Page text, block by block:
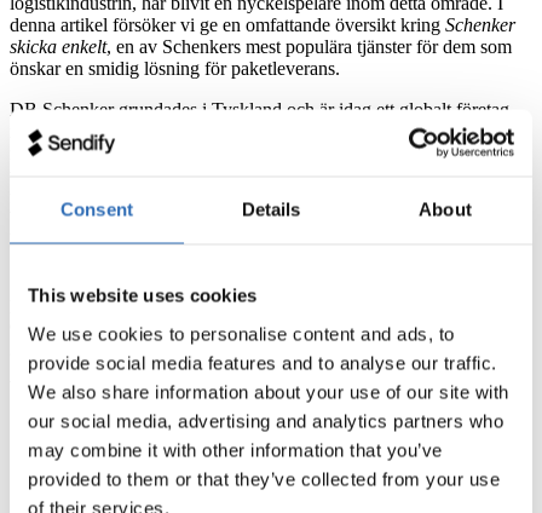
Consent Details About
This website uses cookies
We use cookies to personalise content and ads, to
provide social media features and to analyse our traffic.
We also share information about your use of our site with
our social media, advertising and analytics partners who
may combine it with other information that you’ve
provided to them or that they’ve collected from your use
of their services.
denna artikel försöker vi ge en omfattande översikt kring Schenker
skicka enkelt, en av Schenkers mest populära tjänster för dem som
önskar en smidig lösning för paketleverans.
DB Schenker grundades i Tyskland och är idag ett globalt företag
med verksamhet i över 130 länder, kort och gott en en global jätte
inom logistik och frakt. Schenker skicka enkelt är dock en specifik
både nationellt och internationellt med lätthet och ofta till
konkurrenskraftiga priser.
paketfrakt aldrig varit enklare eller mer bekvämt. Oavsett om du är
en företagare som vill utöka din räckvidd eller bara vill skicka en
gåva till en vän, har DB Schenker lösningen för dig.
Viktiga aspekter när man använder Schenker skicka enkelt
Förpackningsmaterial:Se till att använda bra
förpackningsmaterial för att garantera en säker leverans av ditt
paket.
Med tanke på den höga servicenivå Schenker erbjuder